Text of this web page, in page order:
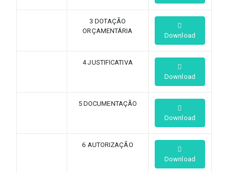
3 DOTAÇÃO
ORÇAMENTÁRIA
Download
4 JUSTIFICATIVA
Download
5 DOCUMENTAÇÃO
Download
6 AUTORIZAÇÃO
Download